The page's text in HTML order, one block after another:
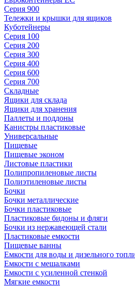
Серия 900
Тележки и крышки для ящиков
Куботейнеры
Серия 100
Серия 200
Серия 300
Серия 400
Серия 600
Серия 700
Складные
Ящики для склада
Ящики для хранения
Паллеты и поддоны
Канистры пластиковые
Универсальные
Пищевые
Пищевые эконом
Листовые пластики
Полипропиленовые листы
Полиэтиленовые листы
Бочки
Бочки металлические
Бочки пластиковые
Пластиковые бидоны и фляги
Бочки из нержавеющей стали
Пластиковые емкости
Пищевые ванны
Емкости для воды и дизельного
Емкости с мешалками
Емкости с усиленной стенкой
Мягкие емкости